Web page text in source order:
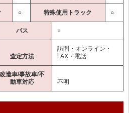
○ 特殊使用トラック ○
バス ○
査定方法
訪問・オンライン・
FAX・電話
改造車/事故車/不
動車対応
不明